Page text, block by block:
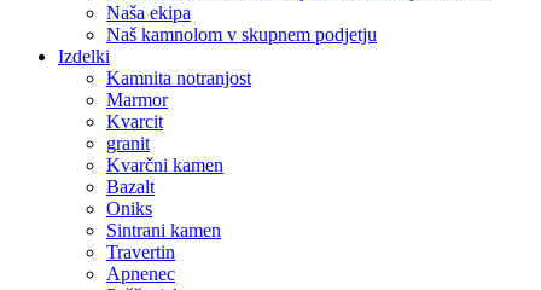
Naša ekipa
Naš kamnolom v skupnem podjetju
Izdelki
Kamnita notranjost
Marmor
Kvarcit
granit
Kvarčni kamen
Bazalt
Oniks
Sintrani kamen
Travertin
Apnenec